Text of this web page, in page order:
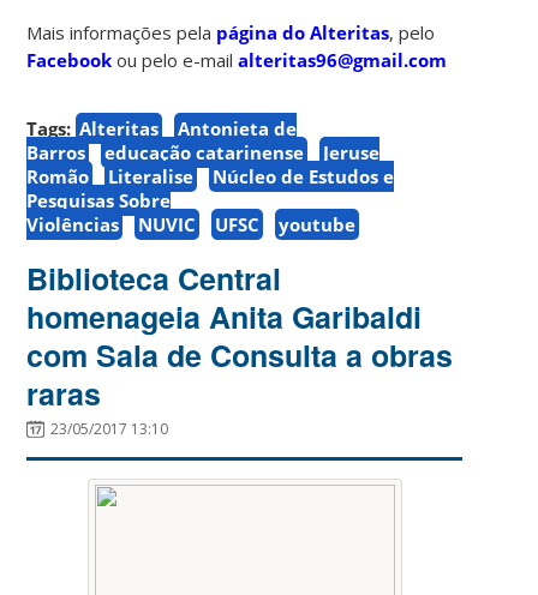
Mais informações pela página do Alteritas, pelo
Facebook ou pelo e-mailalteritas96@gmail.com
Tags: Alteritas
Antonieta de
Barros
educação catarinense
Jeruse
Romão
Literalise
Núcleo de Estudos e
Pesquisas Sobre
Violências
NUVIC UFSC youtube
Biblioteca Central
homenageia Anita Garibaldi
com Sala de Consulta a obras
raras
23/05/2017 13:10